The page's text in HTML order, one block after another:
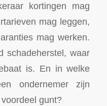
kortingen mag
mag leggen,
mag werken.
schadeherstel, waar
is. En in welke
ondernemer zijn
gunt?